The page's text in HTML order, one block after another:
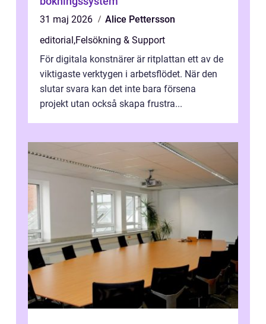
31 maj 2026
Alice Pettersson
editorial,Felsökning & Support
För digitala konstnärer är ritplattan ett av de
viktigaste verktygen i arbetsflödet. När den
slutar svara kan det inte bara försena
projekt utan också skapa frustra...